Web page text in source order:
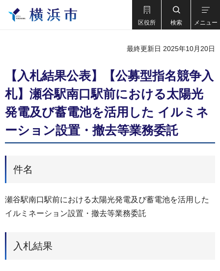
区役所 検索 メニュー
最終更新日 2025年10月20日
【入札結果公表】【公募型指名競争入
札】瀬谷駅南口駅前における太陽光
発電及び蓄電池を活用した イルミネ
ーション設置・撤去等業務委託
件名
瀬谷駅南口駅前における太陽光発電及び蓄電池を活用した
イルミネーション設置・撤去等業務委託
入札結果